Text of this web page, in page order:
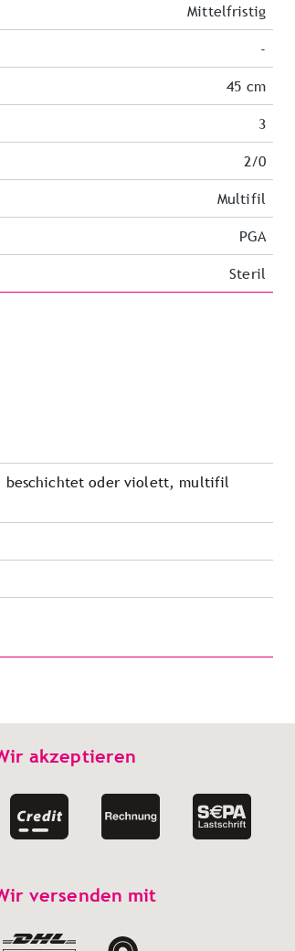
Mittelfristig
-
45 cm
3
2/0
Multifil
PGA
Steril
oder violett, multifil
akzeptieren
versenden mit